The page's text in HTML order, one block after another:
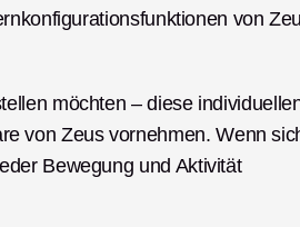
von
möchten – diese
von Zeus vornehmen. Wenn
Bewegung und Aktivität